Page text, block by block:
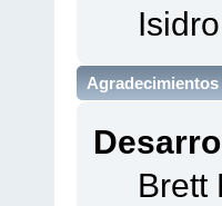
Agradecimientos
Brett